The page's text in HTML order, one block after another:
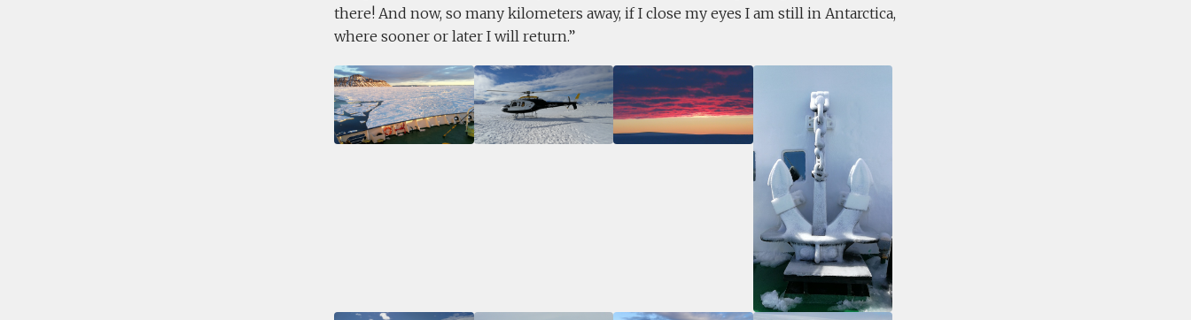
there! And now, so many kilometers away, if I close my eyes I am still in Antarctica,
where sooner or later I will return.